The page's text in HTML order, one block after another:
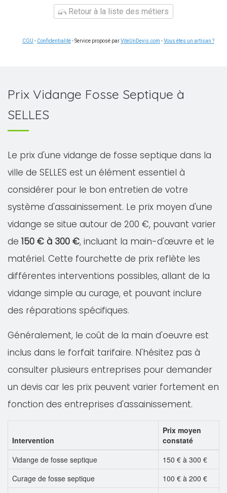
Retour à la liste des métiers
CGU - Confidentialité- Service proposé parViteUnDevis.com -Vous êtes un artisan ?
Prix Vidange Fosse Septique à
SELLES
Le prix d'une vidange de fosse septique dans la
ville de SELLES est un élément essentiel à
considérer pour le bon entretien de votre
système d'assainissement. Le prix moyen d'une
vidange se situe autour de 200 €, pouvant varier
de 150 € à 300 €, incluant la main-d'œuvre et le
matériel. Cette fourchette de prix reflète les
différentes interventions possibles, allant de la
vidange simple au curage, et pouvant inclure
des réparations spécifiques.
Généralement, le coût de la main d'oeuvre est
inclus dans le forfait tarifaire. N'hésitez pas à
consulter plusieurs entreprises pour demander
un devis car les prix peuvent varier fortement en
fonction des entreprises d'assainissement.
Intervention
Prix moyen
constaté
Vidange de fosse septique
150 € à 300 €
Curage de fosse septique
100 € à 200 €